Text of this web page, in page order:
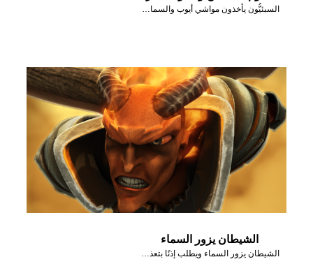
السبئيُّون يأخذون مواشي أيوب والسماء تمطر نارًا.
الشيطان يزور السماء
الشيطان يزور السماء ويطلب إذنًا بتعذيب أيُّوب.